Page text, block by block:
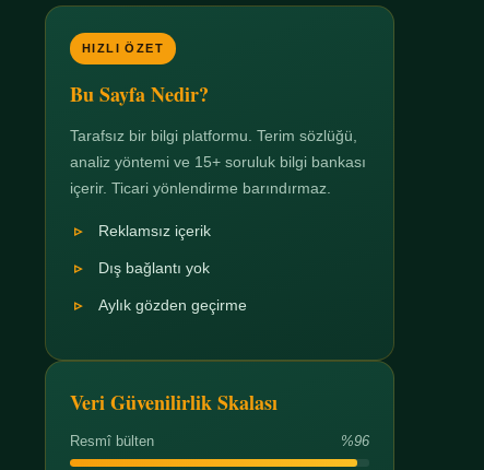
HIZLI ÖZET
Bu Sayfa Nedir?
Tarafsız bir bilgi platformu. Terim sözlüğü,
analiz yöntemi ve 15+ soruluk bilgi bankası
içerir. Ticari yönlendirme barındırmaz.
Reklamsız içerik
Dış bağlantı yok
Aylık gözden geçirme
Veri Güvenilirlik Skalası
Resmî bülten %96